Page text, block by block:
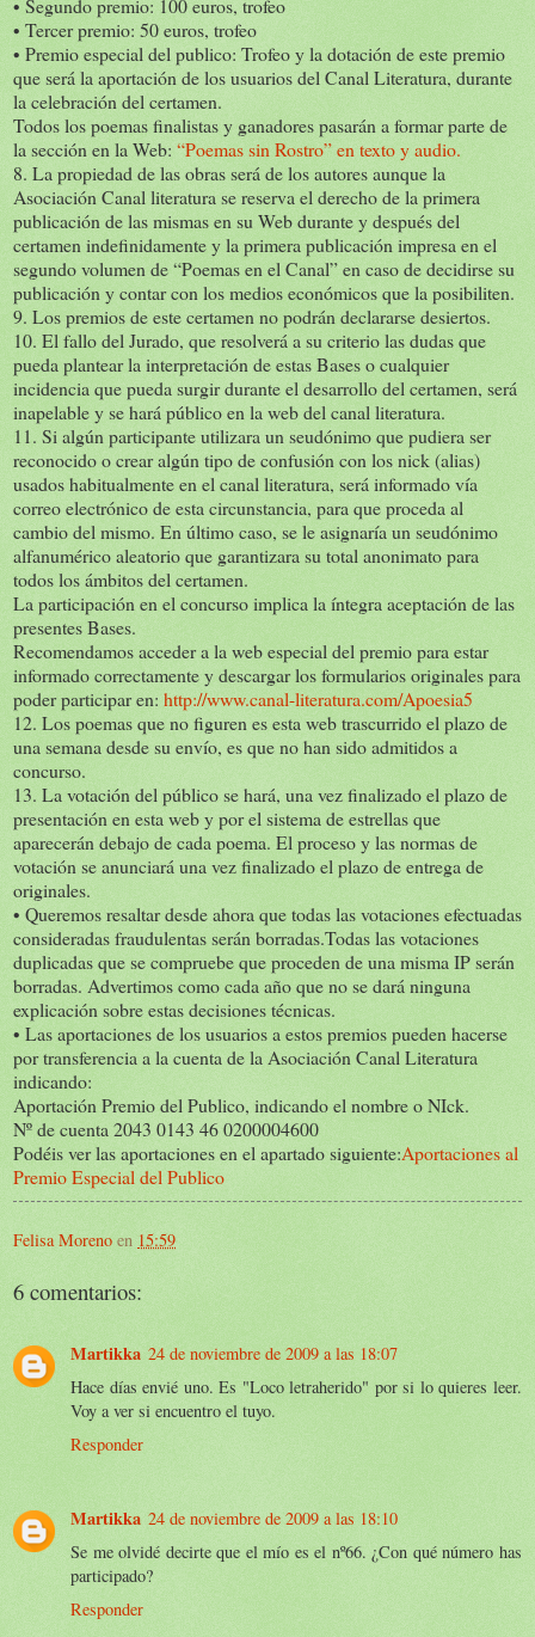
• Segundo premio: 100 euros, trofeo
• Tercer premio: 50 euros, trofeo
• Premio especial del publico: Trofeo y la dotación de este premio
que será la aportación de los usuarios del Canal Literatura, durante
la celebración del certamen.
Todos los poemas finalistas y ganadores pasarán a formar parte de
la sección en la Web: “Poemas sin Rostro” en texto y audio.
8. La propiedad de las obras será de los autores aunque la
Asociación Canal literatura se reserva el derecho de la primera
publicación de las mismas en su Web durante y después del
certamen indefinidamente y la primera publicación impresa en el
segundo volumen de “Poemas en el Canal” en caso de decidirse su
publicación y contar con los medios económicos que la posibiliten.
9. Los premios de este certamen no podrán declararse desiertos.
10. El fallo del Jurado, que resolverá a su criterio las dudas que
pueda plantear la interpretación de estas Bases o cualquier
incidencia que pueda surgir durante el desarrollo del certamen, será
inapelable y se hará público en la web del canal literatura.
11. Si algún participante utilizara un seudónimo que pudiera ser
reconocido o crear algún tipo de confusión con los nick (alias)
usados habitualmente en el canal literatura, será informado vía
correo electrónico de esta circunstancia, para que proceda al
cambio del mismo. En último caso, se le asignaría un seudónimo
alfanumérico aleatorio que garantizara su total anonimato para
todos los ámbitos del certamen.
La participación en el concurso implica la íntegra aceptación de las
presentes Bases.
Recomendamos acceder a la web especial del premio para estar
informado correctamente y descargar los formularios originales para
poder participar en: http://www.canal-literatura.com/Apoesia5
12. Los poemas que no figuren es esta web trascurrido el plazo de
una semana desde su envío, es que no han sido admitidos a
concurso.
13. La votación del público se hará, una vez finalizado el plazo de
presentación en esta web y por el sistema de estrellas que
aparecerán debajo de cada poema. El proceso y las normas de
votación se anunciará una vez finalizado el plazo de entrega de
originales.
• Queremos resaltar desde ahora que todas las votaciones efectuadas
consideradas fraudulentas serán borradas.Todas las votaciones
duplicadas que se compruebe que proceden de una misma IP serán
borradas. Advertimos como cada año que no se dará ninguna
explicación sobre estas decisiones técnicas.
• Las aportaciones de los usuarios a estos premios pueden hacerse
por transferencia a la cuenta de la Asociación Canal Literatura
indicando:
Aportación Premio del Publico, indicando el nombre o NIck.
Nº de cuenta 2043 0143 46 0200004600
Podéis ver las aportaciones en el apartado siguiente:Aportaciones al
Premio Especial del Publico
Felisa Moreno en 15:59
6 comentarios:
Martikka 24 de noviembre de 2009 a las 18:07
Hace días envié uno. Es "Loco letraherido" por si lo quieres leer.
Voy a ver si encuentro el tuyo.
Responder
Martikka 24 de noviembre de 2009 a las 18:10
Se me olvidé decirte que el mío es el nº66. ¿Con qué número has
participado?
Responder